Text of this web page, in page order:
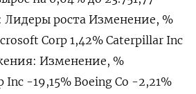
Лидеры роста Изменение, %
Corp 1,‍42% Caterpillar Inc
Изменение, %
Inc -19,15% Boeing ‌Co -2,21%